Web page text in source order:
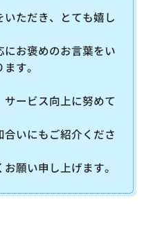
ただき、とても嬉し
お褒めのお言葉をい
す。
ービス向上に努めて
いにもご紹介くださ
願い申し上げます。